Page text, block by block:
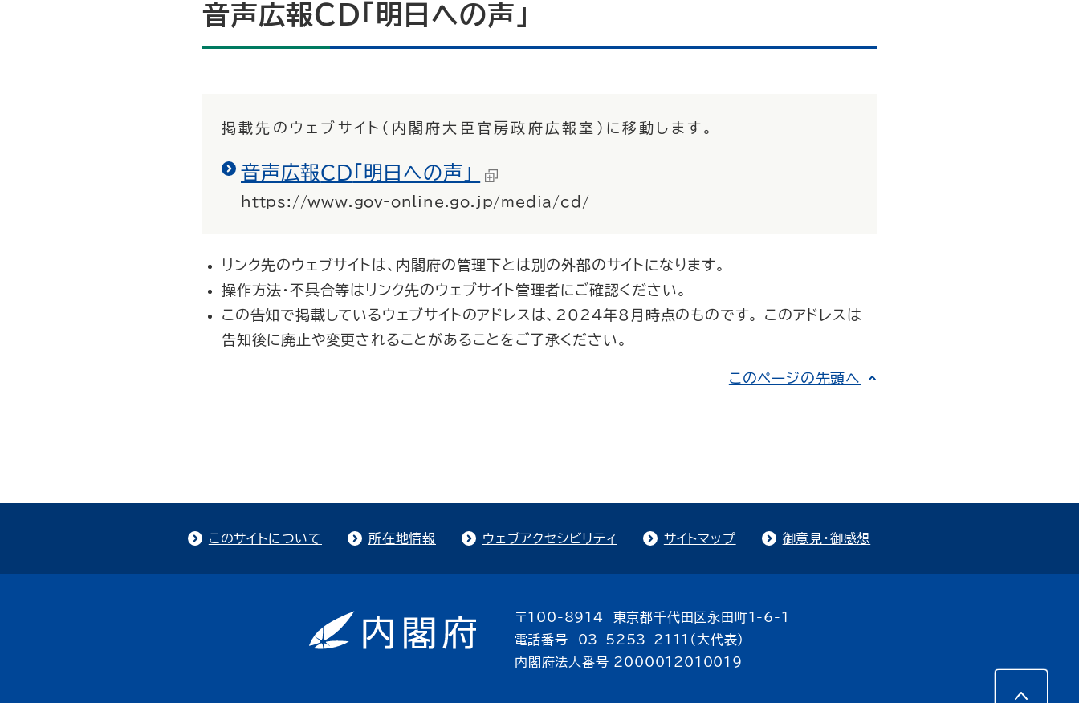
音声広報CD 「明日への声」
掲載先のウェブサイト（内閣府大臣官房政府広報室）に移動します。
音声広報CD 「明日への声」
https://www.gov-online.go.jp/media/cd/
リンク先のウェブサイトは、内閣府の管理下とは別の外部のサイトになります。
操作方法・不具合等はリンク先のウェブサイト管理者にご確認ください。
この告知で掲載しているウェブサイトのアドレスは、2024年8月時点のものです。 このアドレスは
告知後に廃止や変更されることがあることをご了承ください。
このページの先頭へ
このサイトについて 所在地情報 ウェブアクセシビリティ サイトマップ 御意見・御感想
〒100-8914 東京都千代田区永田町1-6-1
電話番号 03-5253-2111（大代表）
内閣府法人番号 2000012010019